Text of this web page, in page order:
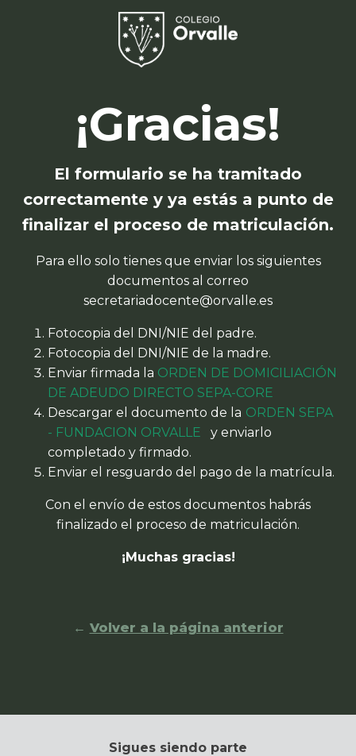
¡Gracias!
El formulario se ha tramitado
correctamente y ya estás a punto de
finalizar el proceso de matriculación.
Para ello solo tienes que enviar los siguientes
documentos al correo
secretariadocente@orvalle.es
Fotocopia del DNI/NIE del padre.
Fotocopia del DNI/NIE de la madre.
Enviar firmada la ORDEN DE DOMICILIACIÓN
DE ADEUDO DIRECTO SEPA-CORE
Descargar el documento de la ORDEN SEPA
- FUNDACION ORVALLE y enviarlo
completado y firmado.
Enviar el resguardo del pago de la matrícula.
Con el envío de estos documentos habrás
finalizado el proceso de matriculación.
¡Muchas gracias!
Volver a la página anterior
Sigues siendo parte